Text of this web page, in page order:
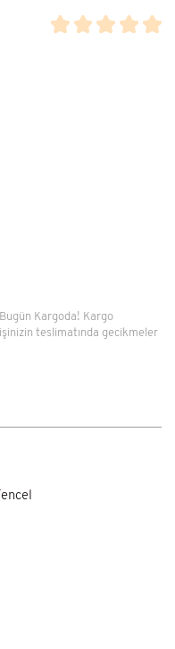
Kargoda! Kargo
teslimatında gecikmeler